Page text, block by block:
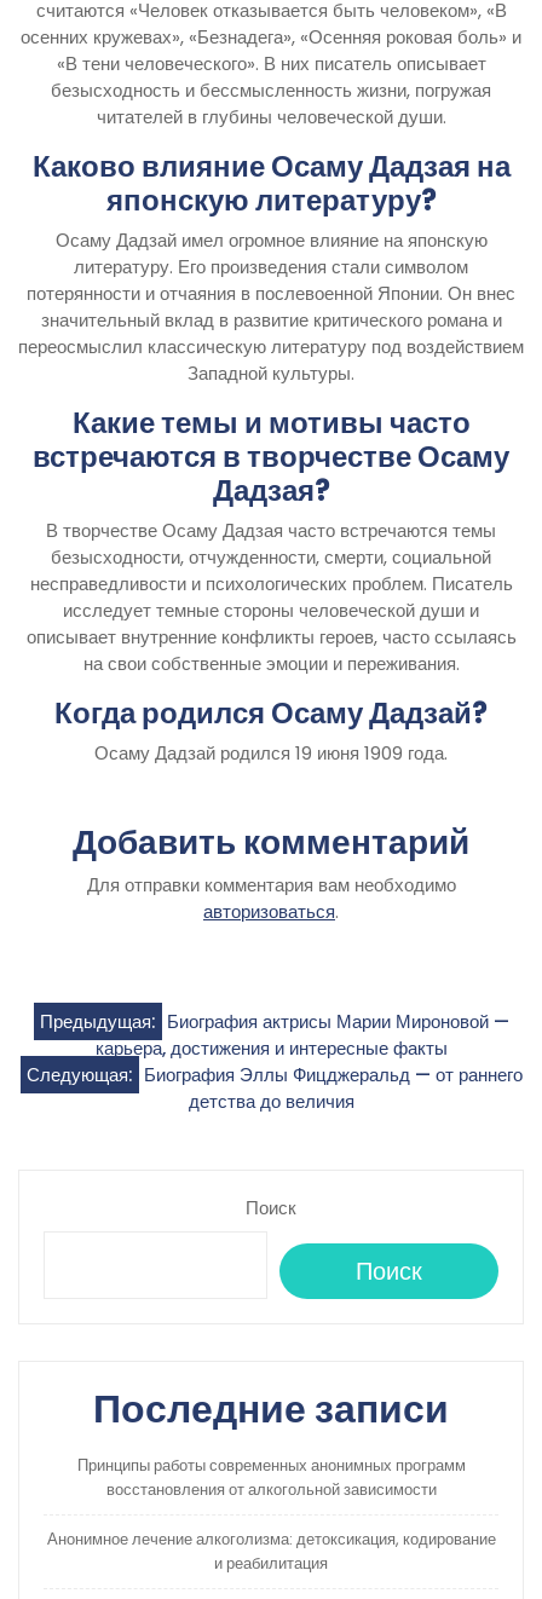
считаются «Человек отказывается быть человеком», «В
осенних кружевах», «Безнадега», «Осенняя роковая боль» и
«В тени человеческого». В них писатель описывает
безысходность и бессмысленность жизни, погружая
читателей в глубины человеческой души.
Каково влияние Осаму Дадзая на
японскую литературу?
Осаму Дадзай имел огромное влияние на японскую
литературу. Его произведения стали символом
потерянности и отчаяния в послевоенной Японии. Он внес
значительный вклад в развитие критического романа и
переосмыслил классическую литературу под воздействием
Западной культуры.
Какие темы и мотивы часто
встречаются в творчестве Осаму
Дадзая?
В творчестве Осаму Дадзая часто встречаются темы
безысходности, отчужденности, смерти, социальной
несправедливости и психологических проблем. Писатель
исследует темные стороны человеческой души и
описывает внутренние конфликты героев, часто ссылаясь
на свои собственные эмоции и переживания.
Когда родился Осаму Дадзай?
Осаму Дадзай родился 19 июня 1909 года.
Добавить комментарий
Для отправки комментария вам необходимо
авторизоваться.
Навигация
по
Предыдущая: Биография актрисы Марии Мироновой —
карьера, достижения и интересные факты
Следующая: Биография Эллы Фицджеральд — от раннего
детства до величия
Поиск
Поиск
Последние записи
Принципы работы современных анонимных программ
восстановления от алкогольной зависимости
Анонимное лечение алкоголизма: детоксикация, кодирование
и реабилитация